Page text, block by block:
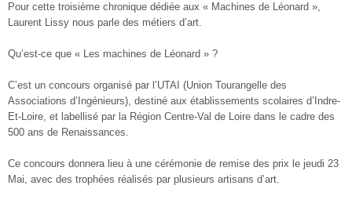
Pour cette troisième chronique dédiée aux « Machines de Léonard »,
Laurent Lissy nous parle des métiers d’art.
Qu’est-ce que « Les machines de Léonard » ?
C’est un concours organisé par l’UTAI (Union Tourangelle des
Associations d’Ingénieurs), destiné aux établissements scolaires d’Indre-
Et-Loire, et labellisé par la Région Centre-Val de Loire dans le cadre des
500 ans de Renaissances.
Ce concours donnera lieu à une cérémonie de remise des prix le jeudi 23
Mai, avec des trophées réalisés par plusieurs artisans d’art.